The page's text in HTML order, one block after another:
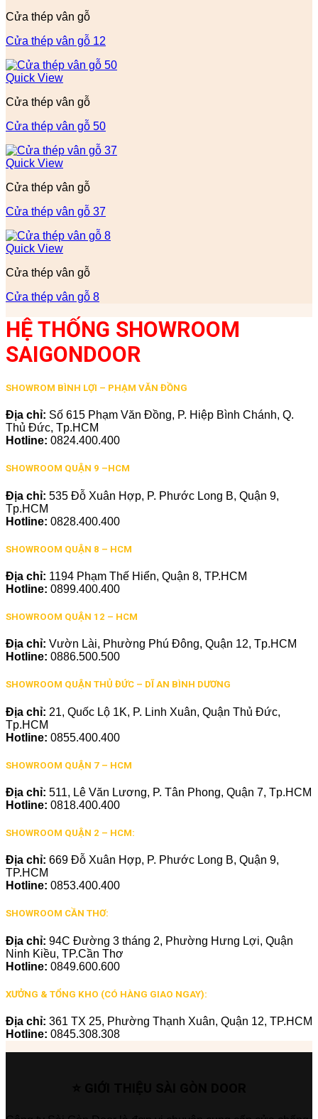
Cửa thép vân gỗ
Cửa thép vân gỗ 12
Quick View
Cửa thép vân gỗ
Cửa thép vân gỗ 50
Quick View
Cửa thép vân gỗ
Cửa thép vân gỗ 37
Quick View
Cửa thép vân gỗ
Cửa thép vân gỗ 8
HỆ THỐNG SHOWROOM
SAIGONDOOR
SHOWROM BÌNH LỢI – PHẠM VĂN ĐỒNG
Địa chỉ: Số 615 Phạm Văn Đồng, P. Hiệp Bình Chánh, Q.
Thủ Đức, Tp.HCM
Hotline: 0824.400.400
SHOWROOM QUẬN 9 –HCM
Địa chỉ: 535 Đỗ Xuân Hợp, P. Phước Long B, Quận 9,
Tp.HCM
Hotline: 0828.400.400
SHOWROOM QUẬN 8 – HCM
Địa chỉ: 1194 Phạm Thế Hiển, Quận 8, TP.HCM
Hotline: 0899.400.400
SHOWROOM QUẬN 12 – HCM
Địa chỉ: Vườn Lài, Phường Phú Đông, Quận 12, Tp.HCM
Hotline: 0886.500.500
SHOWROOM QUẬN THỦ ĐỨC – DĨ AN BÌNH DƯƠNG
Địa chỉ: 21, Quốc Lộ 1K, P. Linh Xuân, Quận Thủ Đức,
Tp.HCM
Hotline: 0855.400.400
SHOWROOM QUẬN 7 – HCM
Địa chỉ: 511, Lê Văn Lương, P. Tân Phong, Quận 7, Tp.HCM
Hotline: 0818.400.400
SHOWROOM QUẬN 2 – HCM:
Địa chỉ: 669 Đỗ Xuân Hợp, P. Phước Long B, Quận 9,
TP.HCM
Hotline: 0853.400.400
SHOWROOM CẦN THƠ:
Địa chỉ: 94C Đường 3 tháng 2, Phường Hưng Lợi, Quận
Ninh Kiều, TP.Cần Thơ
Hotline: 0849.600.600
XƯỞNG & TỔNG KHO (CÓ HÀNG GIAO NGAY):
Địa chỉ: 361 TX 25, Phường Thạnh Xuân, Quận 12, TP.HCM
Hotline: 0845.308.308